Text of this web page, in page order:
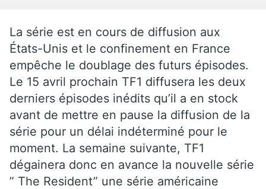
La série est en cours de diffusion aux
États-Unis et le confinement en France
empêche le doublage des futurs épisodes.
Le 15 avril prochain TF1 diffusera les deux
derniers épisodes inédits qu’il a en stock
avant de mettre en pause la diffusion de la
série pour un délai indéterminé pour le
moment. La semaine suivante, TF1
dégainera donc en avance la nouvelle série
” The Resident” une série américaine